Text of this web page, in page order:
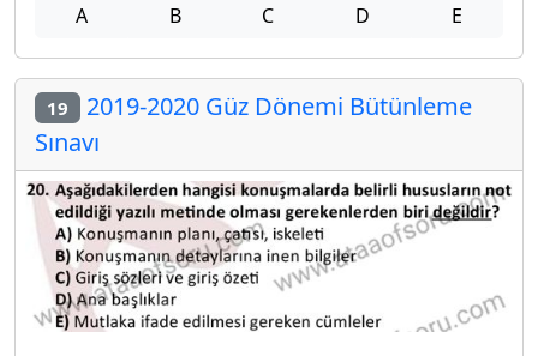
A B C D E
19 2019-2020 Güz Dönemi Bütünleme
Sınavı